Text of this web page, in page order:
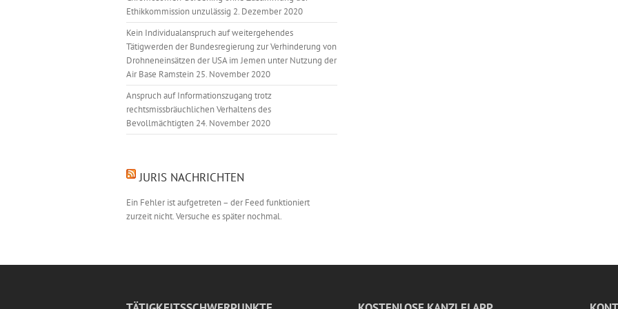
Ethikkommission unzulässig 2. Dezember 2020
Kein Individualanspruch auf weitergehendes
Tätigwerden der Bundesregierung zur Verhinderung von
Drohneneinsätzen der USA im Jemen unter Nutzung der
Air Base Ramstein 25. November 2020
Anspruch auf Informationszugang trotz
rechtsmissbräuchlichen Verhaltens des
Bevollmächtigten 24. November 2020
JURIS NACHRICHTEN
Ein Fehler ist aufgetreten – der Feed funktioniert
zurzeit nicht. Versuche es später nochmal.